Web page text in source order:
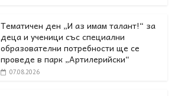
Тематичен ден „И аз имам талант!“ за
деца и ученици със специални
образователни потребности ще се
проведе в парк „Артилерийски“
07.08.2026